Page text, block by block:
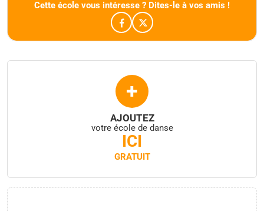
Cette école vous intéresse ? Dites-le à vos amis !
+
AJOUTEZ
votre école de danse
ICI
GRATUIT